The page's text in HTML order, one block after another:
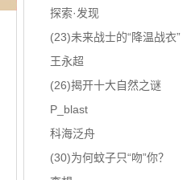
探索·发现
(23)未来战士的“降温战衣”
王永超
(26)揭开十大自然之谜
P_blast
科海泛舟
(30)为何蚊子只“吻”你？